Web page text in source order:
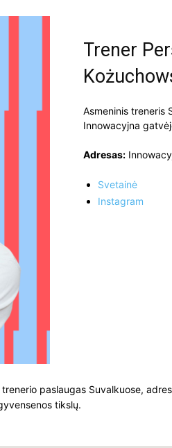
Trener
Asmeninis treneris
Innowacyjna
Adresas:
Svetainė
Instagram
paslaugas Suvalkuose,
tikslų.